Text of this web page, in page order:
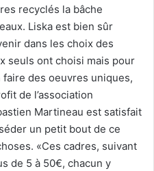
recyclés la bâche
Liska est bien sûr
dans les choix des
seuls ont choisi mais pour
faire des oeuvres uniques,
de l’association
Martineau est satisfait
un petit bout de ce
«Ces cadres, suivant
de 5 à 50€, chacun y